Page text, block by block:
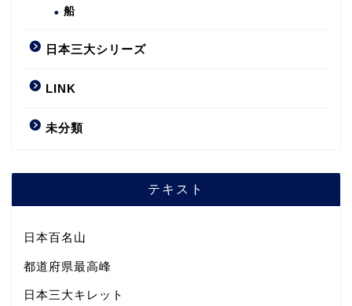
船
日本三大シリーズ
LINK
未分類
テキスト
日本百名山
都道府県最高峰
日本三大キレット